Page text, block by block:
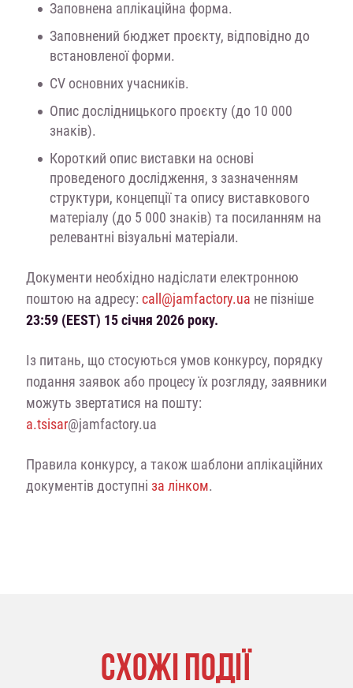
Заповнена аплікаційна форма.
Заповнений бюджет проєкту, відповідно до
встановленої форми.
CV основних учасників.
Опис дослідницького проєкту (до 10 000
знаків).
Короткий опис виставки на основі
проведеного дослідження, з зазначенням
структури, концепції та опису виставкового
матеріалу (до 5 000 знаків) та посиланням на
релевантні візуальні матеріали.
Документи необхідно надіслати електронною
поштою на адресу: call@jamfactory.ua не пізніше
23:59 (EEST) 15 січня 2026 року.
Із питань, що стосуються умов конкурсу, порядку
подання заявок або процесу їх розгляду, заявники
можуть звертатися на пошту:
a.tsisar@jamfactory.ua
Правила конкурсу, а також шаблони аплікаційних
документів доступні за лінком.
СХОЖІ ПОДІЇ